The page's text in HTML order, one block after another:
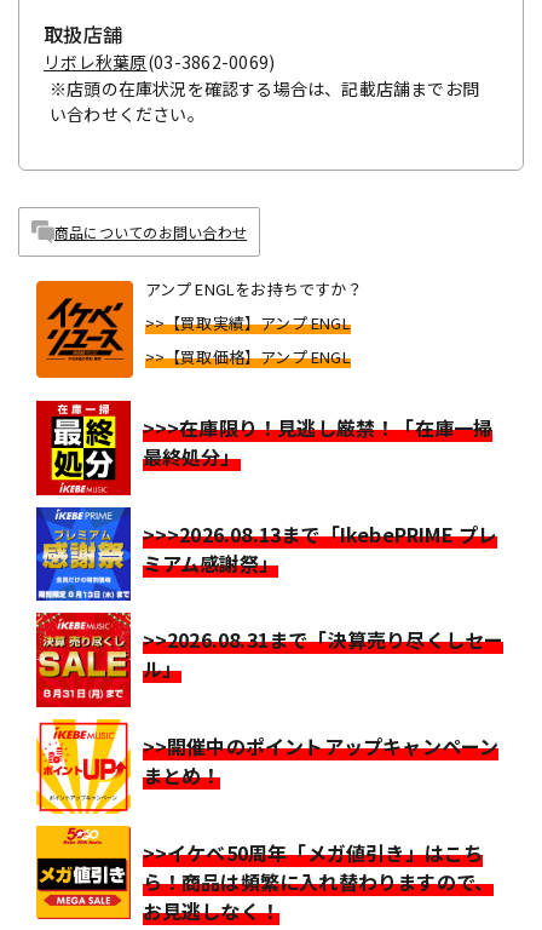
取扱店舗
リボレ秋葉原(03-3862-0069)
※店頭の在庫状況を確認する場合は、記載店舗までお問
い合わせください。
商品についてのお問い合わせ
アンプ ENGLをお持ちですか？
>>【買取実績】アンプ ENGL
>>【買取価格】アンプ ENGL
>>>在庫限り！見逃し厳禁！「在庫一掃
最終処分」
>>>2026.08.13まで「IkebePRIME プレ
ミアム感謝祭」
>>2026.08.31まで「決算売り尽くしセー
ル」
>>開催中のポイントアップキャンペーン
まとめ！
>>イケベ50周年「メガ値引き」はこち
ら！商品は頻繁に入れ替わりますので、
お見逃しなく！